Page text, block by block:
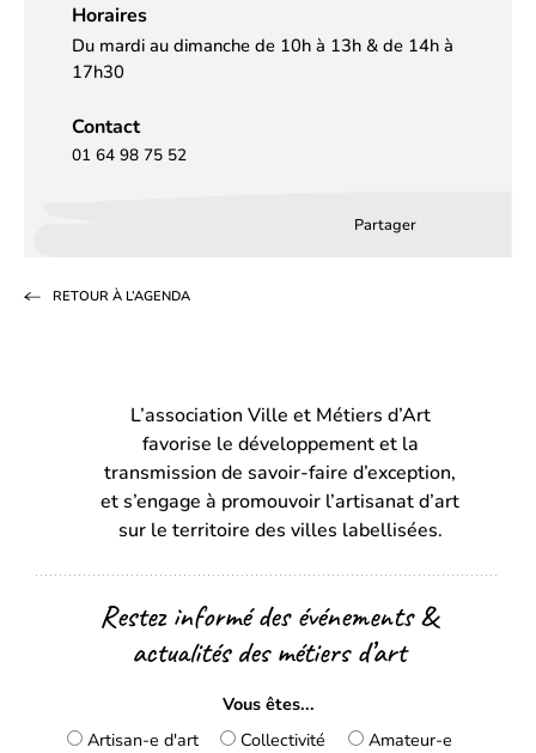
Horaires
Du mardi au dimanche de 10h à 13h & de 14h à
17h30
Contact
01 64 98 75 52
Partager
un
onglet)onglet)
RETOUR À L’AGENDA
L’association Ville et Métiers d’Art
favorise le développement et la
transmission de savoir-faire d’exception,
et s’engage à promouvoir l’artisanat d’art
sur le territoire des villes labellisées.
Restez informé des événements &
actualités des métiers d’art
Vous êtes...
Artisan-e d'art
Collectivité Amateur-e